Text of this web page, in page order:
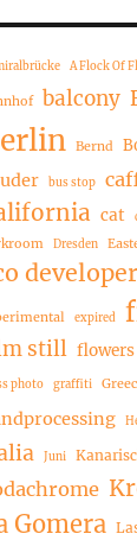
A Flock Of
balcony
Bernd
bus stop
cat
Dresden
developer
expired
still flowers
photo graffiti
Juni
Gomera